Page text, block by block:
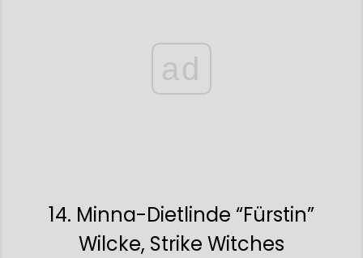
ad
14. Minna-Dietlinde “Fürstin”
Wilcke, Strike Witches